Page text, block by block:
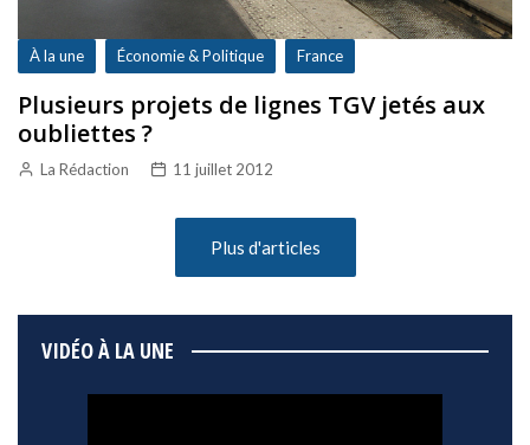
À la une Économie & Politique France
Plusieurs projets de lignes TGV jetés aux
oubliettes ?
La Rédaction 11 juillet 2012
Plus d'articles
VIDÉO À LA UNE